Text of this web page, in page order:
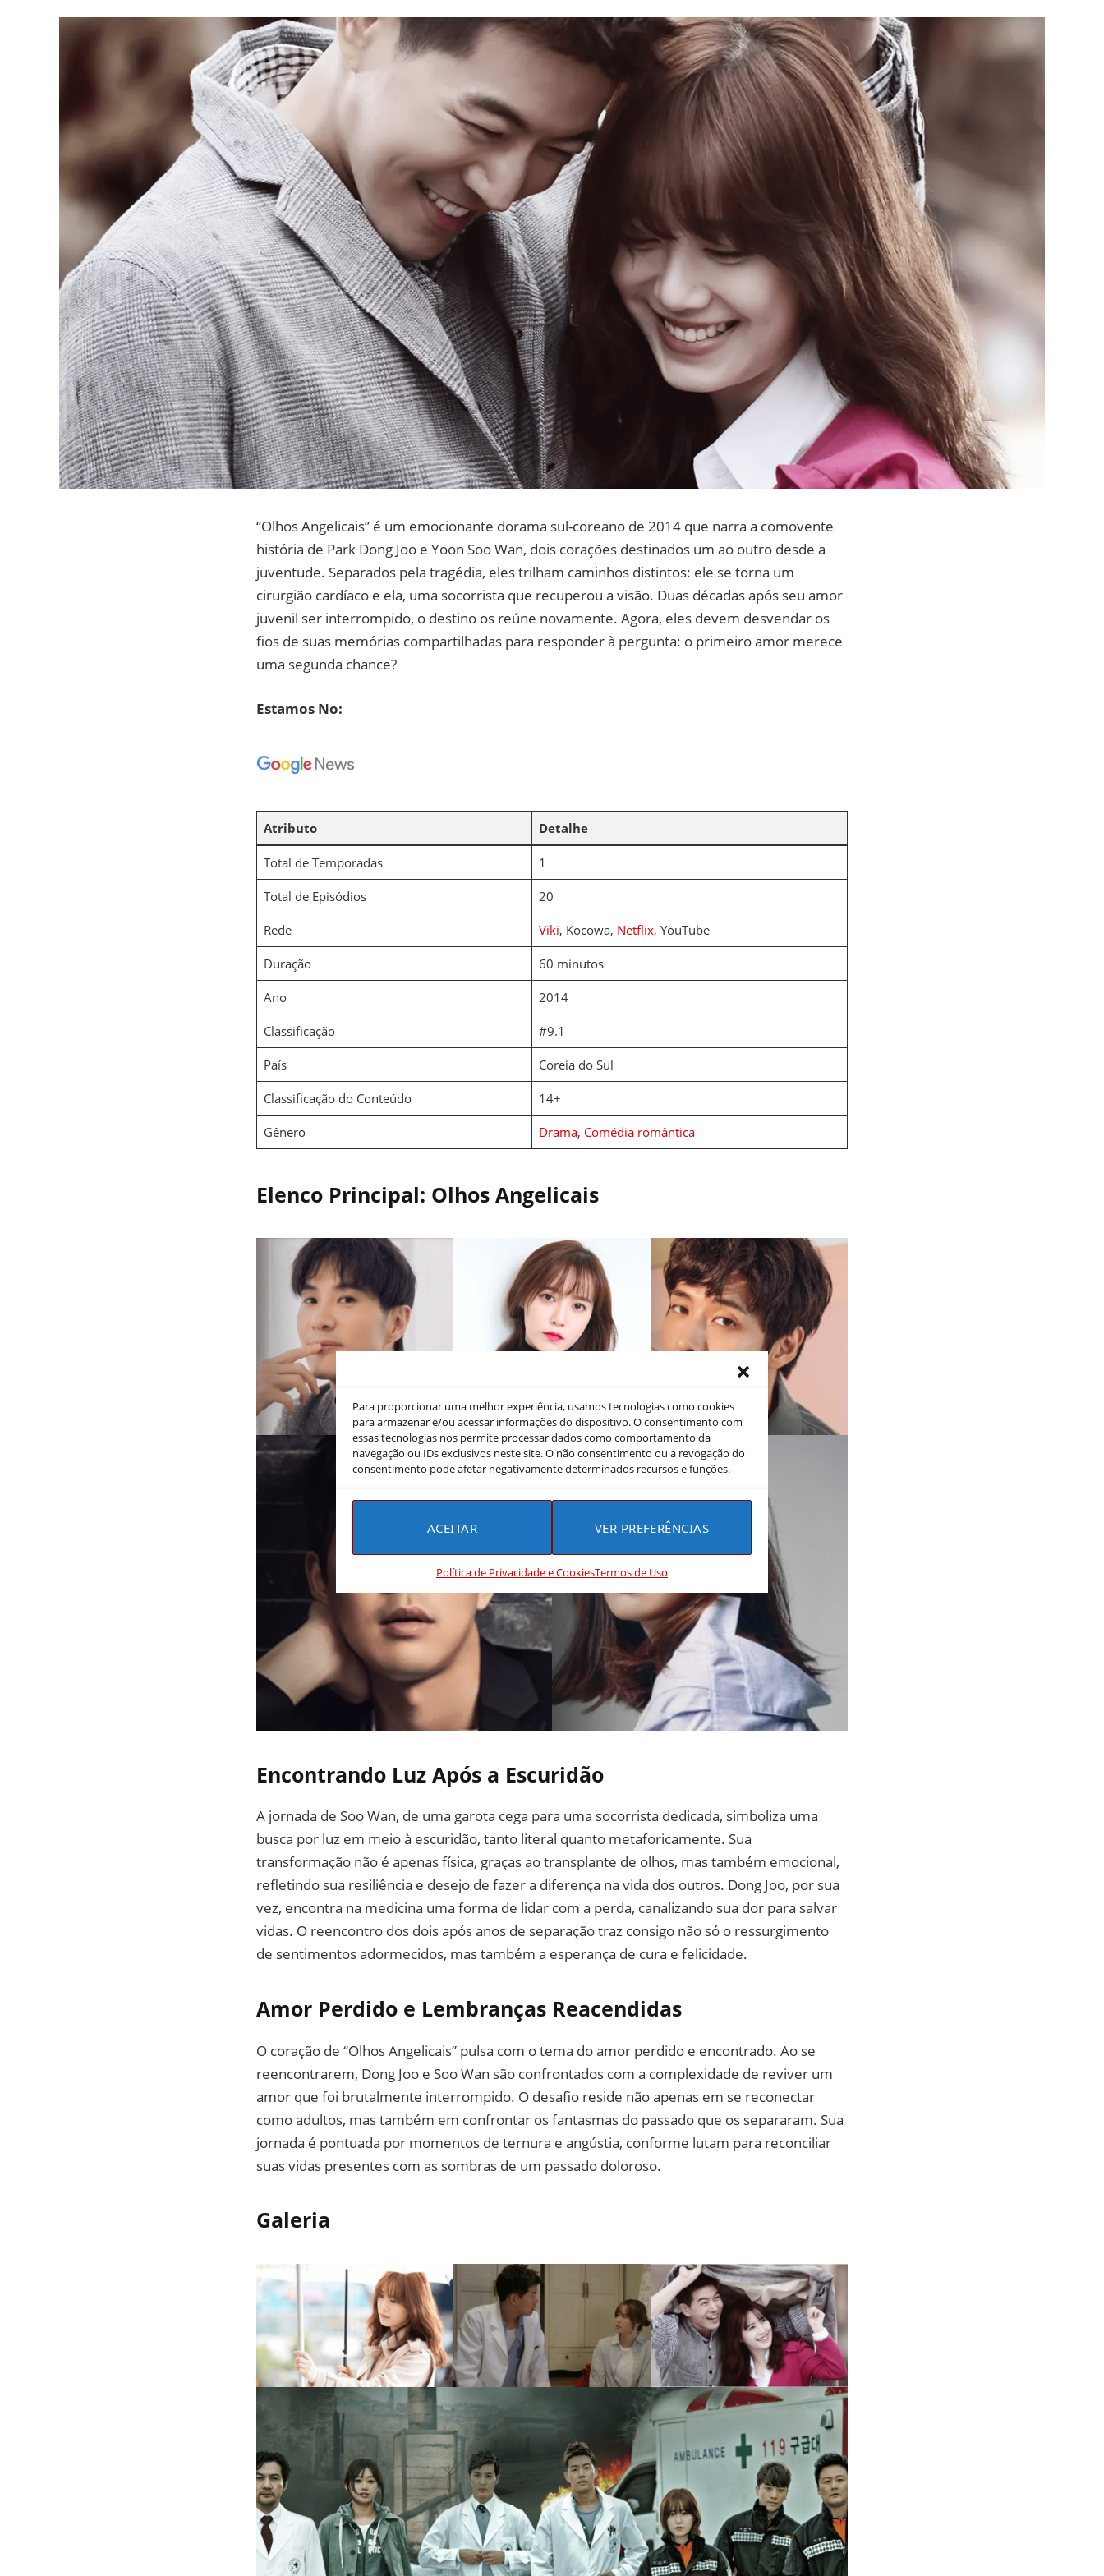
Para proporcionar uma melhor experiência, usamos tecnologias como cookies
para armazenar e/ou acessar informações do dispositivo. O consentimento com
essas tecnologias nos permite processar dados como comportamento da
navegação ou IDs exclusivos neste site. O não consentimento ou a revogação do
consentimento pode afetar negativamente determinados recursos e funções.
ACEITAR VER PREFERÊNCIAS
Política de Privacidade e CookiesTermos de Uso
“Olhos Angelicais” é um emocionante dorama sul-coreano de 2014 que narra a comovente
história de Park Dong Joo e Yoon Soo Wan, dois corações destinados um ao outro desde a
juventude. Separados pela tragédia, eles trilham caminhos distintos: ele se torna um
cirurgião cardíaco e ela, uma socorrista que recuperou a visão. Duas décadas após seu amor
juvenil ser interrompido, o destino os reúne novamente. Agora, eles devem desvendar os
fios de suas memórias compartilhadas para responder à pergunta: o primeiro amor merece
uma segunda chance?
Estamos No:
Atributo
Detalhe
Total de Temporadas
1
Total de Episódios
20
Rede
Viki, Kocowa, Netflix, YouTube
Duração
60 minutos
Ano
2014
Classificação
#9.1
País
Coreia do Sul
Classificação do Conteúdo
14+
Gênero
Drama, Comédia romântica
Elenco Principal: Olhos Angelicais
Encontrando Luz Após a Escuridão
A jornada de Soo Wan, de uma garota cega para uma socorrista dedicada, simboliza uma
busca por luz em meio à escuridão, tanto literal quanto metaforicamente. Sua
transformação não é apenas física, graças ao transplante de olhos, mas também emocional,
refletindo sua resiliência e desejo de fazer a diferença na vida dos outros. Dong Joo, por sua
vez, encontra na medicina uma forma de lidar com a perda, canalizando sua dor para salvar
vidas. O reencontro dos dois após anos de separação traz consigo não só o ressurgimento
de sentimentos adormecidos, mas também a esperança de cura e felicidade.
Amor Perdido e Lembranças Reacendidas
O coração de “Olhos Angelicais” pulsa com o tema do amor perdido e encontrado. Ao se
reencontrarem, Dong Joo e Soo Wan são confrontados com a complexidade de reviver um
amor que foi brutalmente interrompido. O desafio reside não apenas em se reconectar
como adultos, mas também em confrontar os fantasmas do passado que os separaram. Sua
jornada é pontuada por momentos de ternura e angústia, conforme lutam para reconciliar
suas vidas presentes com as sombras de um passado doloroso.
Galeria